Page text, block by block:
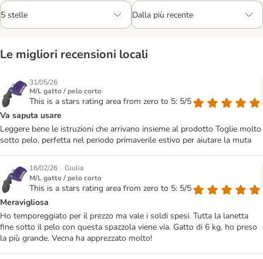
Le migliori recensioni locali
31/05/26
M/L gatto / pelo corto
This is a stars rating area from zero to 5: 5/5
Va saputa usare
Leggere bene le istruzioni che arrivano insieme al prodotto Toglie molto
sotto pelo, perfetta nel periodo primaverile estivo per aiutare la muta
16/02/26 | Giulia
M/L gatto / pelo corto
This is a stars rating area from zero to 5: 5/5
Meravigliosa
Ho temporeggiato per il prezzo ma vale i soldi spesi. Tutta la lanetta
fine sotto il pelo con questa spazzola viene via. Gatto di 6 kg, ho preso
la più grande. Vecna ha apprezzato molto!